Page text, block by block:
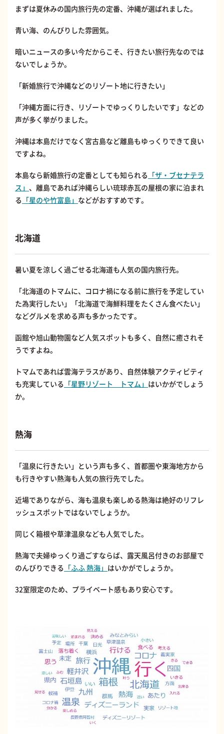
まずは夏休みの国内旅行先の定番、沖縄が選ばれました。
青い海、のんびりした雰囲気。
暗いニュースの多い今だからこそ、行きたい旅行先なのでは
ないでしょうか。
「新婚旅行で沖縄などのリゾート地に行きたい」
「沖縄方面に行き、リゾートでゆっくりしたいです」などの
声が多く挙がりました。
沖縄は本島だけでなく宮古島など離島もゆっくりできて良い
ですよね。
本島なら新婚旅行の定番としても知られる 「ザ・ブセナテラ
ス」 、離島であれば沖縄らしい琉球赤瓦の屋根の家に泊まれ
る 「星のや竹富島」 などがおすすめです。
北海道
暑い夏を涼しく過ごせる北海道も人気の国内旅行先。
「北海道のトマムに、コロナ禍になる前に旅行を予定してい
た為実行したい」「北海道で海鮮料理をたくさん食べたい」
などグルメを求める声も多かったです。
函館や旭山動物園など人気スポットも多く、自然に癒されそ
うですよね。
トマムであれば雲海テラスがあり、自然体験アクティビティ
も充実している 「星野リゾート トマム」 はいかがでしょう
か。
熱海
「温泉に行きたい」という声も多く、首都圏や東海地方から
も行きやすい熱海も人気の旅行先でした。
近場でありながら、海も温泉も楽しめる熱海は絶好のリフレ
ッシュスポットではないでしょうか。
同じく箱根や草津温泉なども人気でした。
熱海で夫婦ゆっくり過ごすならば、露天風呂付きのお部屋で
のんびりできる 「ふふ 熱海」 はいかがでしょうか。
32室限定のため、プライベート感もあり安心です。